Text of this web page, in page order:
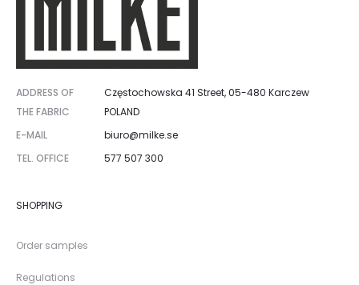
ADDRESS OF
THE FABRIC
Częstochowska 41 Street, 05-480 Karczew
POLAND
E-MAIL
biuro@milke.se
TEL. OFFICE
577 507 300
SHOPPING
Order samples
Regulations